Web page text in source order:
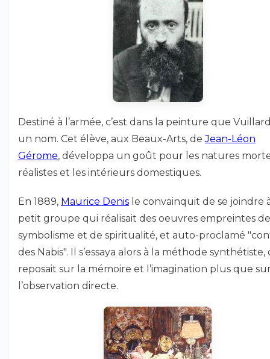
Destiné à l’armée, c’est dans la peinture que
un nom. Cet élève, aux Beaux-Arts, deJean-Léon
Gérome, développa un goût pour les natures
réalistes et les intérieurs domestiques.
En 1889, Maurice Denis le convainquit de se joindre
petit groupe qui réalisait des oeuvres empreintes de
symbolisme et de spiritualité, et auto-proclamé
des Nabis". Il s’essaya alors à la méthode synthétiste,
reposait sur la mémoire et l’imagination plus que
l’observation directe.